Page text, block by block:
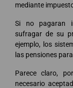
mediante
Si no pagaran
sufragar de su
ejemplo, los
las pensiones
Parece claro,
necesario